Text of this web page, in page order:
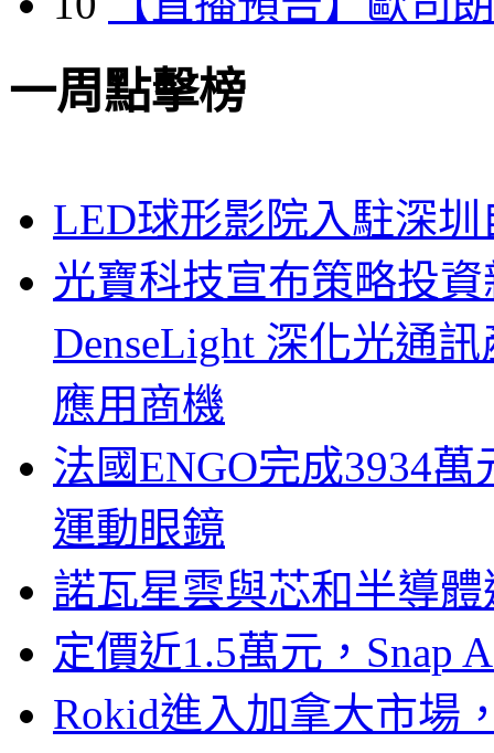
一周點擊榜
LED球形影院入駐深
光寶科技宣布策略投
DenseLight 深化光通
應用商機
法國ENGO完成3934
運動眼鏡
諾瓦星雲與芯和半導
定價近1.5萬元，Snap
Rokid進入加拿大市場